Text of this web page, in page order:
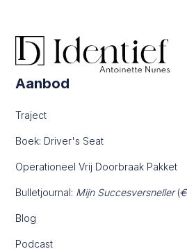
Aanbod
Traject
Boek: Driver's Seat
Operationeel Vrij Doorbraak Pakket
Bulletjournal: Mijn Succesversneller(
Blog
Podcast